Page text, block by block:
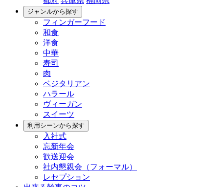
ジャンルから探す
フィンガーフード
和食
洋食
中華
寿司
肉
ベジタリアン
ハラール
ヴィーガン
スイーツ
利用シーンから探す
入社式
忘新年会
歓送迎会
社内懇親会（フォーマル）
レセプション